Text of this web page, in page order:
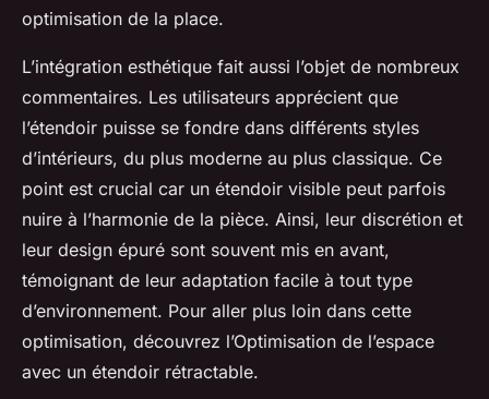
optimisation de la place.
L’intégration esthétique fait aussi l’objet de nombreux
commentaires. Les utilisateurs apprécient que
l’étendoir puisse se fondre dans différents styles
d’intérieurs, du plus moderne au plus classique. Ce
point est crucial car un étendoir visible peut parfois
nuire à l’harmonie de la pièce. Ainsi, leur discrétion et
leur design épuré sont souvent mis en avant,
témoignant de leur adaptation facile à tout type
d’environnement. Pour aller plus loin dans cette
optimisation, découvrez l’Optimisation de l’espace
avec un étendoir rétractable.